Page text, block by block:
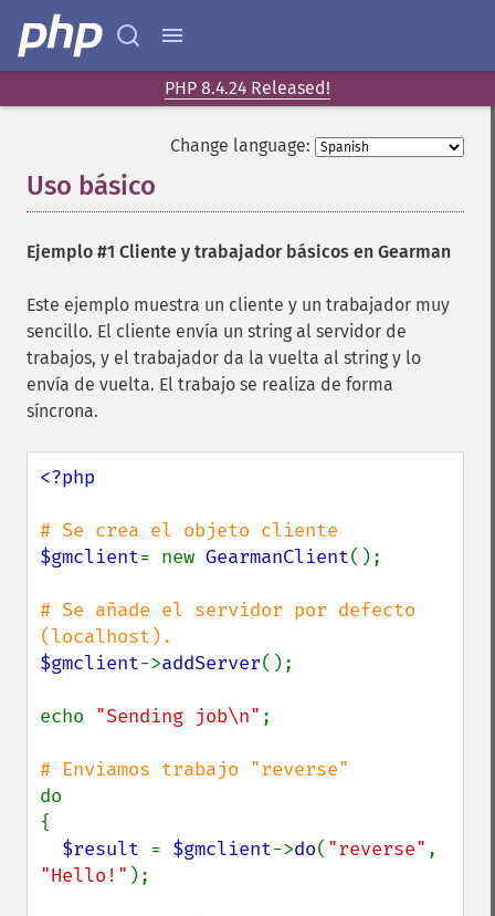
PHP 8.4.24 Released!
Change language:
Uso básico
Ejemplo #1 Cliente y trabajador básicos en Gearman
Este ejemplo muestra un cliente y un trabajador muy
sencillo. El cliente envía un string al servidor de
trabajos, y el trabajador da la vuelta al string y lo
envía de vuelta. El trabajo se realiza de forma
síncrona.
<?php
$gmclient= new GearmanClient();
# Se añade el servidor por defecto
$gmclient->addServer();
echo "Sending job\n" ;
do
{
$result = $gmclient->do( "reverse"
"Hello!" );